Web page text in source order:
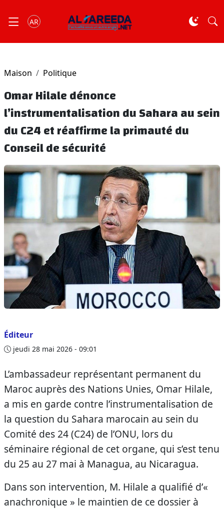
AR
Maison Politique
Omar Hilale dénonce
l’instrumentalisation du Sahara au sein
du C24 et réaffirme la primauté du
Conseil de sécurité
Éditeur
jeudi 28 mai 2026 - 09:01
L’ambassadeur représentant permanent du
Maroc auprès des Nations Unies, Omar Hilale,
a mis en garde contre l’instrumentalisation de
la question du Sahara marocain au sein du
Comité des 24 (C24) de l’ONU, lors du
séminaire régional de cet organe, qui s’est tenu
du 25 au 27 mai à Managua, au Nicaragua.
Dans son intervention, M. Hilale a qualifié d’«
anachronique » le maintien de ce dossier à